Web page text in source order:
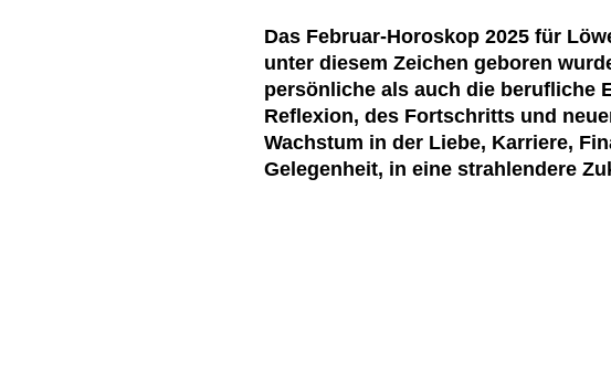
Das Februar-Horoskop 2025 für
unter diesem Zeichen geboren
persönliche als auch die berufliche
Reflexion, des Fortschritts und
Wachstum in der Liebe, Karriere,
Gelegenheit, in eine strahlendere